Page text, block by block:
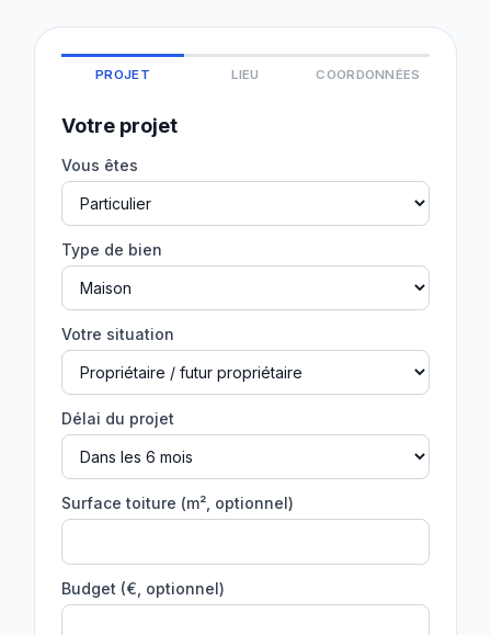
PROJET LIEU COORDONNÉES
Votre projet
Vous êtes
Type de bien
Votre situation
Délai du projet
Surface toiture (m², optionnel)
Budget (€, optionnel)